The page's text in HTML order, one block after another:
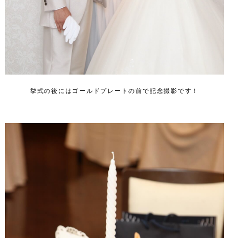
挙式の後にはゴールドプレートの前で記念撮影です！